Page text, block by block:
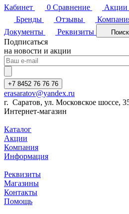
Кабинет
0 Сравнение Акции
Бренды
Отзывы
Документы
Реквизиты Поиск
Подписаться
на новости и акции
+7 8452 76 76 76
erasaratov@yandex.ru
г. Саратов, ул. Московское шоссе,
Интернет-магазин
Каталог
Акции
Компания
Информация
Реквизиты
Магазины
Контакты
Помощь